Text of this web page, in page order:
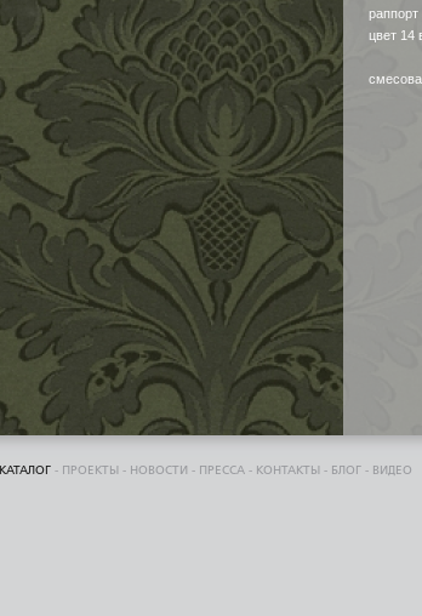
цвет 14
КАТАЛОГ - ПРОЕКТЫ - НОВОСТИ - ПРЕССА - КОНТАКТЫ - БЛОГ - ВИДЕО